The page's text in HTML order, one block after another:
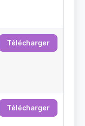
Télécharger
Télécharger